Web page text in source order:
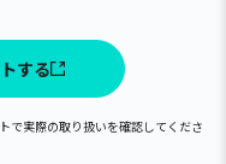
する
で実際の取り扱いを確認してくださ